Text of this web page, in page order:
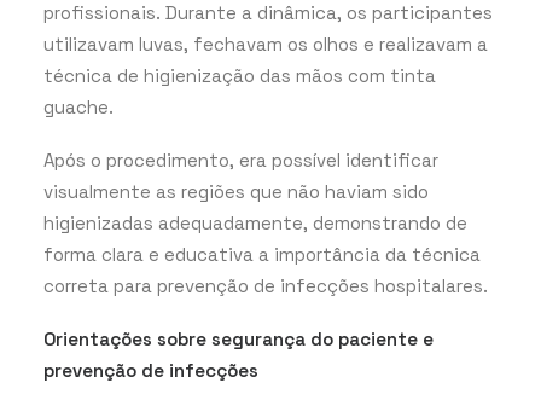
profissionais. Durante a dinâmica, os participantes
utilizavam luvas, fechavam os olhos e realizavam a
técnica de higienização das mãos com tinta
guache.
Após o procedimento, era possível identificar
visualmente as regiões que não haviam sido
higienizadas adequadamente, demonstrando de
forma clara e educativa a importância da técnica
correta para prevenção de infecções hospitalares.
Orientações sobre segurança do paciente e
prevenção de infecções